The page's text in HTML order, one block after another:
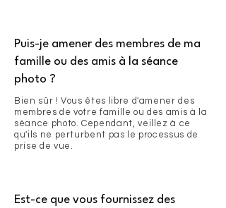
Puis-je amener des membres de ma
famille ou des amis à la séance
photo ?
Bien sûr ! Vous êtes libre d'amener des
membres de votre famille ou des amis à la
séance photo. Cependant, veillez à ce
qu'ils ne perturbent pas le processus de
prise de vue.
Est-ce que vous fournissez des